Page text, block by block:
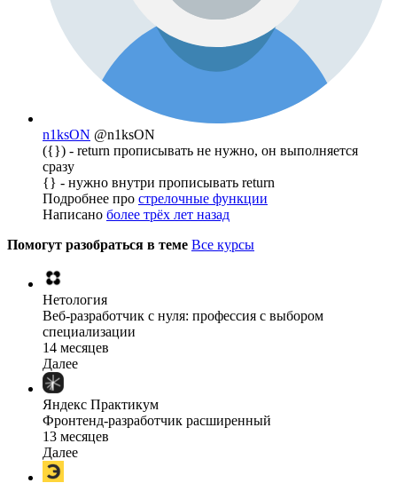
n1ksON @n1ksON
({}) - return прописывать не нужно, он выполняется
сразу
{} - нужно внутри прописывать return
Подробнее про стрелочные функции
Написано более трёх лет назад
Помогут разобраться в теме Все курсы
Нетология
Веб-разработчик с нуля: профессия с выбором
специализации
14 месяцев
Далее
Яндекс Практикум
Фронтенд-разработчик расширенный
13 месяцев
Далее